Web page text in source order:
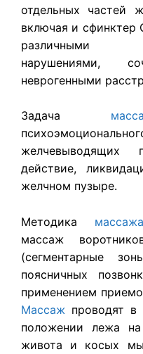
отдельных частей
включая и сфинктер
различными
нарушениями,
неврогенными
Задача
желчевыводящих
действие,
желчном пузыре.
Методика массажа
массаж
(сегментарные
поясничных
применением
Массаж проводят
положении лежа
живота и косых